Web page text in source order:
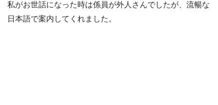
私がお世話になった時は係員が外人さんでしたが、流暢な
日本語で案内してくれました。